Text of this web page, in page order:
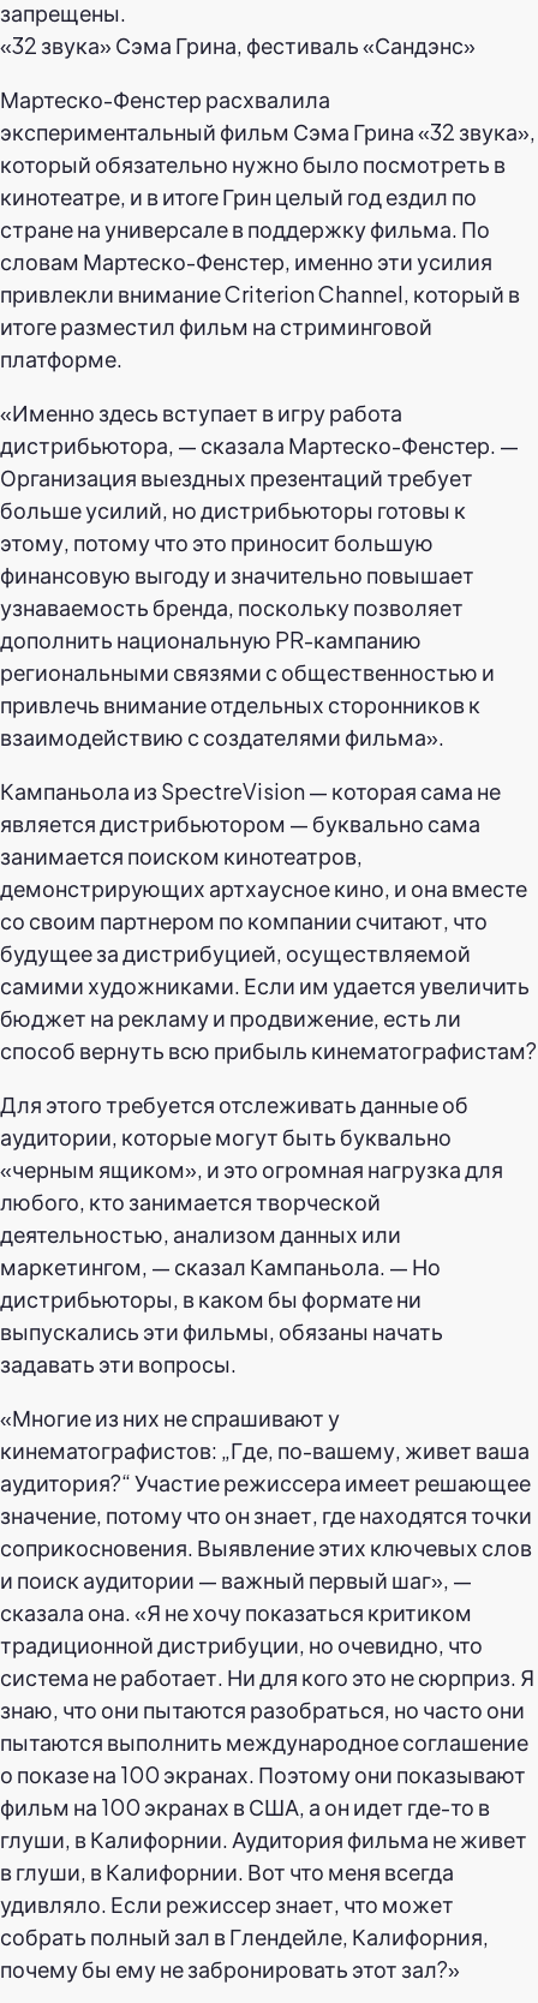
«32 звука» Сэма Грина, фестиваль «Сандэнс»
Мартеско-Фенстер расхвалила
экспериментальный фильм Сэма Грина «32 звука»,
который обязательно нужно было посмотреть в
кинотеатре, и в итоге Грин целый год ездил по
стране на универсале в поддержку фильма. По
словам Мартеско-Фенстер, именно эти усилия
привлекли внимание Criterion Channel, который в
итоге разместил фильм на стриминговой
платформе.
«Именно здесь вступает в игру работа
дистрибьютора, — сказала Мартеско-Фенстер. —
Организация выездных презентаций требует
больше усилий, но дистрибьюторы готовы к
этому, потому что это приносит большую
финансовую выгоду и значительно повышает
узнаваемость бренда, поскольку позволяет
дополнить национальную PR-кампанию
региональными связями с общественностью и
привлечь внимание отдельных сторонников к
взаимодействию с создателями фильма».
Кампаньола из SpectreVision — которая сама не
является дистрибьютором — буквально сама
занимается поиском кинотеатров,
демонстрирующих артхаусное кино, и она вместе
со своим партнером по компании считают, что
будущее за дистрибуцией, осуществляемой
самими художниками. Если им удается увеличить
бюджет на рекламу и продвижение, есть ли
способ вернуть всю прибыль кинематографистам?
Для этого требуется отслеживать данные об
аудитории, которые могут быть буквально
«черным ящиком», и это огромная нагрузка для
любого, кто занимается творческой
деятельностью, анализом данных или
маркетингом, — сказал Кампаньола. — Но
дистрибьюторы, в каком бы формате ни
выпускались эти фильмы, обязаны начать
задавать эти вопросы.
«Многие из них не спрашивают у
кинематографистов: „Где, по-вашему, живет ваша
аудитория?“ Участие режиссера имеет решающее
значение, потому что он знает, где находятся точки
соприкосновения. Выявление этих ключевых слов
и поиск аудитории — важный первый шаг», —
сказала она. «Я не хочу показаться критиком
традиционной дистрибуции, но очевидно, что
система не работает. Ни для кого это не сюрприз. Я
знаю, что они пытаются разобраться, но часто они
пытаются выполнить международное соглашение
о показе на 100 экранах. Поэтому они показывают
фильм на 100 экранах в США, а он идет где-то в
глуши, в Калифорнии. Аудитория фильма не живет
в глуши, в Калифорнии. Вот что меня всегда
удивляло. Если режиссер знает, что может
собрать полный зал в Глендейле, Калифорния,
почему бы ему не забронировать этот зал?»